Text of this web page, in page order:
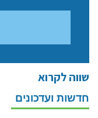
שווה לקרוא
חדשות ועדכונים